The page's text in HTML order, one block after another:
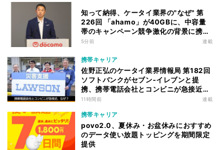
知って納得、ケータイ業界の"なぜ" 第
226回 「ahamo」が40GBに、中容量
帯のキャンペーン競争激化の背景に携帯
各社の“迷い”あり
5分前 連載
携帯キャリア
佐野正弘のケータイ業界情報局 第182回
ソフトバンクがセブン-イレブンと提
携、携帯電話会社とコンビニが急接近す
る理由は
11時間前 連載
携帯キャリア
povo2.0、夏休み・お盆休みにおすすめ
のデータ使い放題トッピングを期間限定
提供